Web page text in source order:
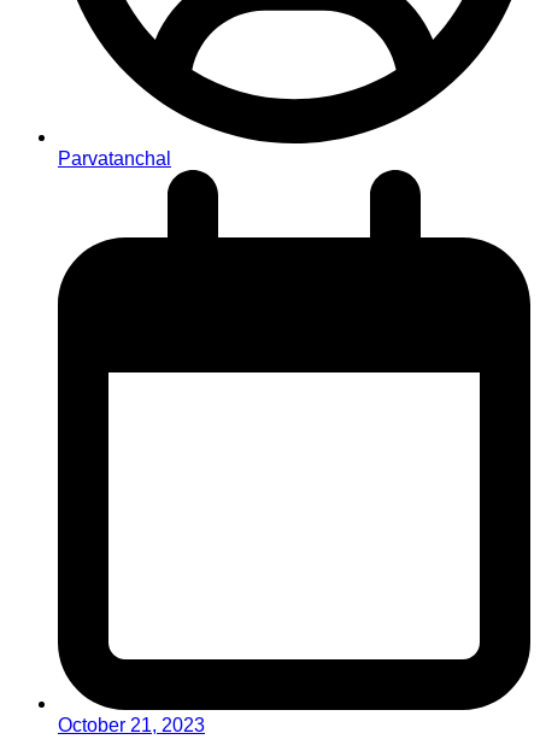
Parvatanchal
October 21, 2023